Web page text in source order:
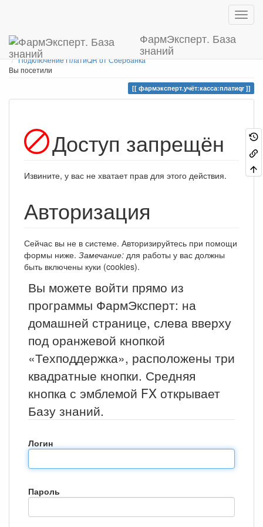
ФармЭксперт. База
знаний
Вы находитесь здесь HomeФармэксперт.Учёт
Подключение ПлатиQR от Сбербанка
Вы посетили
фармэксперт.учёт:касса:платиqr
Доступ запрещён
Извините, у вас не хватает прав для этого действия.
Авторизация
Сейчас вы не в системе. Авторизируйтесь при помощи
формы ниже. Замечание: для работы у вас должны
быть включены куки (cookies).
Вы можете войти прямо из
программы ФармЭксперт: на
домашней странице, слева вверху
под оранжевой кнопкой
«Техподдержка», расположены три
квадратные кнопки. Средняя
кнопка с эмблемой FX открывает
Базу знаний.
Логин
Пароль